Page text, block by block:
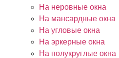
На неровные окна
На мансардные окна
На угловые окна
На эркерные окна
На полукруглые окна